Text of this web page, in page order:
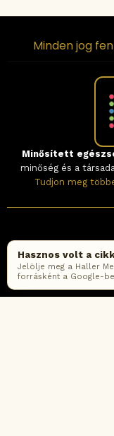
Hasznos volt a
Jelölje meg a Haller
forrásként a Google-
Minden jog
Minősített
minőség és a
Tudjon meg